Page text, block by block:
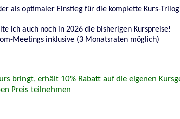
als optimaler Einstieg für die komplette Kurs-
ich auch noch in 2026 die bisherigen Kurspreise!
Meetings inklusive (3 Monatsraten möglich)
bringt, erhält 10% Rabatt auf die eigenen
Preis teilnehmen